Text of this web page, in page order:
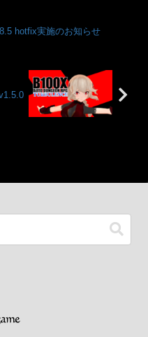
hotfix実施のお知らせ